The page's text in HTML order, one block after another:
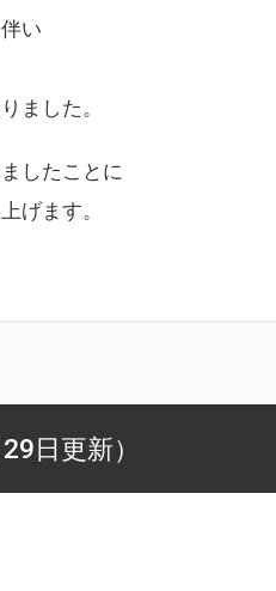
い
ました。
したことに
げます。
日更新）